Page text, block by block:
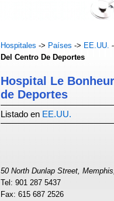
Hospitales -> Países -> EE.UU.
Del Centro De Deportes
Hospital Le
de Deportes
Listado en EE.UU.
50 North Dunlap Street,
Tel: 901 287 5437
Fax: 615 687 2526